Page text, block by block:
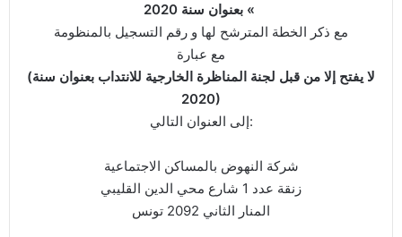
بعنوان سنة 2020 «
مع ذكر الخطة المترشح لها و رقم التسجيل بالمنظومة
مع عبارة
(لا يفتح إلا من قبل لجنة المناظرة الخارجية للانتداب بعنوان سنة
2020)
إلى العنوان التالي:
شركة النهوض بالمساكن الاجتماعية
زنقة عدد 1 شارع محي الدين القليبي
المنار الثاني 2092 تونس